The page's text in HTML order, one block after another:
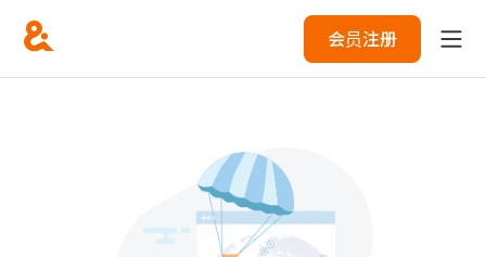
会员注册